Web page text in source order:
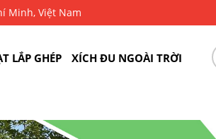
Minh, Việt Nam
LẮP GHÉP XÍCH ĐU NGOÀI TRỜI